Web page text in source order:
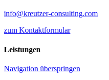
info@kreutzer-consulting.com
zum Kontaktformular
Leistungen
Navigation überspringen